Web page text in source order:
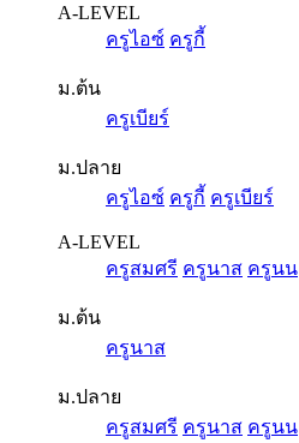
A-LEVEL
ครูไอซ์ ครูกี้
ม.ต้น
ครูเบียร์
ม.ปลาย
ครูไอซ์ ครูกี้ ครูเบียร์
A-LEVEL
ครูสมศรี ครูนาส ครูนน
ม.ต้น
ครูนาส
ม.ปลาย
ครูสมศรี ครูนาส ครูนน